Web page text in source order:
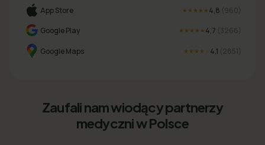
App Store ★★★★★ 4,8 (960
Google Play
★★★★★ 4,7 (3266
Google Maps ★★★★ 4,1 (2851
Zaufali nam wiodący partnerzy
medyczni w Polsce